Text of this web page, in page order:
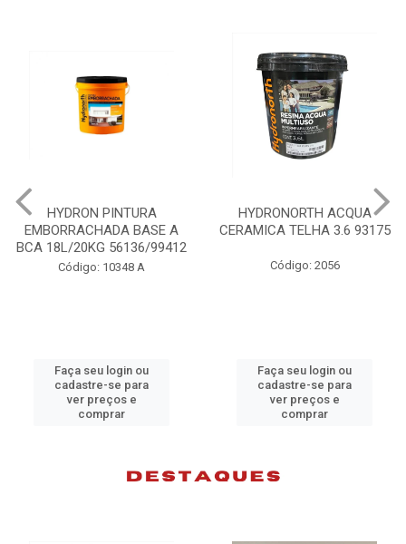
A
99412
HYDRONORTH ACQUA
CERAMICA TELHA 3.6 93175
Código: 2056
Faça seu login ou
cadastre-se para
ver preços e
HYDRONORTH
PEDRAS
Código: 10383
Faça seu login
cadastre-se
ver preços e